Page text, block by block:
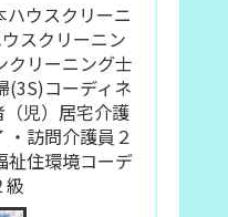
ウスクリーニ
スクリーニン
クリーニング士
(3S)コーディネ
児）居宅介護
訪問介護員２
祉住環境コーデ
級